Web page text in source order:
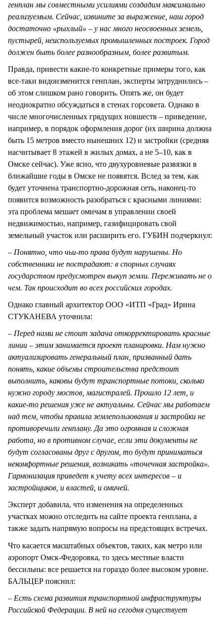
генплан мы совместными усилиями создадим максимально
реализуемым. Сейчас, извините за выражение, наш город
достаточно «рыхлый» – у нас много неосвоенных земель,
пустырей, неиспользуемых промышленных построек. Город
должен быть более разнообразным, более развитым.
Правда, привести какие-то конкретные примеры того, как
все-таки видоизменится генплан, эксперты затруднились –
об этом слишком рано говорить. Опять же, он будет
неоднократно обсуждаться в стенах горсовета. Однако в
числе многочисленных грядущих новшеств – приведение,
например, в порядок оформления дорог (их ширина должна
быть 15 метров вместо нынешних 12) и застройки (средняя
насчитывает 8 этажей в жилых домах, а не 5–10, как в
Омске сейчас). Уже ясно, что двухуровневые развязки в
ближайшие годы в Омске не появятся. Вслед за тем, как
будет уточнена транспортно-дорожная сеть, наконец-то
появится возможность разобраться с красными линиями:
эта проблема мешает омичам в управлении своей
недвижимостью, например, газифицировать свой
земельный участок или расширить его. ГУБИН подчеркнул:
– Понятно, что чьи-то права будут нарушены. Но
собственники не пострадают: в спорных случаях
государством предусмотрен выкуп земли. Переживать не о
чем. Так происходит во всех российских городах.
Однако главный архитектор ООО «ИТП «Град» Ирина
СТУКАНЕВА уточнила:
– Перед нами не стоит задача откорректировать красные
линии – этим занимается проект планировки. Нам нужно
актуализировать генеральный план, призванный дать
понять, какие объемы строительства предстоит
выполнить, каковы будут транспортные потоки, сколько
нужно городу мостов, магистралей. Прошло 12 лет, и
какие-то решения уже не актуальны. Сейчас мы работаем
над тем, чтобы правила землепользования и застройки не
противоречили генплану. Да это огромная и сложная
работа, но в противном случае, если эти документы не
будут согласованы друг с другом, то будут приниматься
некомфортные решения, возникать «точечная застройка».
Гармонизация приведет к учету всех интересов – и
застройщиков, и властей, и омичей.
Эксперт добавила, что изменения на определенных
участках можно отследить на сайте проекта генплана, а
также задать напрямую вопросы на предстоящих встречах.
Что касается масштабных объектов, таких, как метро или
аэропорт Омск-Федоровка, то здесь местные власти
бессильны: все решается на гораздо более высоком уровне.
БАЛЬЦЕР пояснил:
– Есть схема развития транспортной инфраструктуры
Российской Федерации. В ней на сегодня существует